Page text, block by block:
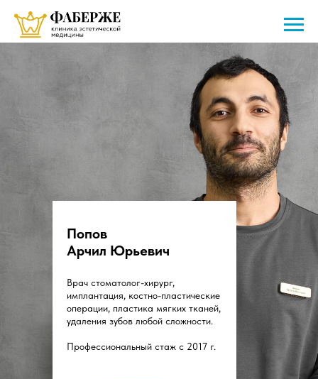
Попов
Арчил Юрьевич
Врач стоматолог-хирург,
имплантация, костно-пластические
операции, пластика мягких тканей,
удаления зубов любой сложности.
Профессиональный стаж с 2017 г.